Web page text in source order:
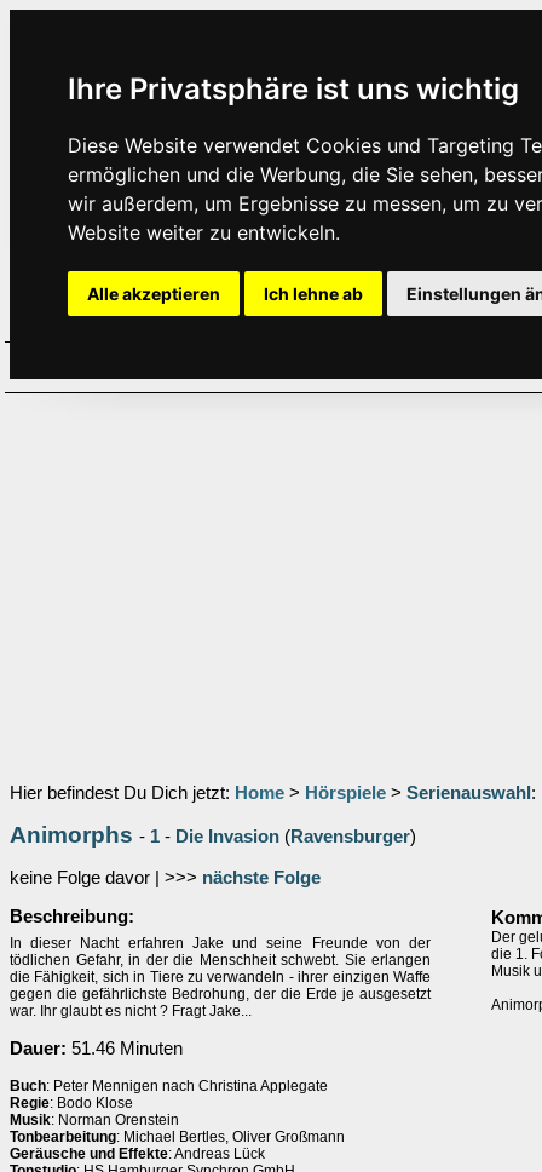
Ihre Privatsphäre ist uns wichtig
Diese Website verwendet Cookies und Targeting
ermöglichen und die Werbung, die Sie sehen,
wir außerdem, um Ergebnisse zu messen, um zu
Website weiter zu entwickeln.
Alle akzeptieren Ich lehne ab Einstellungen
Hier befindest Du Dich jetzt: Home > Hörspiele > Serienauswahl :
Animorphs - 1 - Die Invasion (Ravensburger)
keine Folge davor | >>> nächste Folge
Beschreibung:
In dieser Nacht erfahren Jake und seine Freunde von der
tödlichen Gefahr, in der die Menschheit schwebt. Sie erlangen
die Fähigkeit, sich in Tiere zu verwandeln - ihrer einzigen Waffe
gegen die gefährlichste Bedrohung, der die Erde je ausgesetzt
war. Ihr glaubt es nicht ? Fragt Jake...
Dauer: 51.46 Minuten
Buch: Peter Mennigen nach Christina Applegate
Regie: Bodo Klose
Musik: Norman Orenstein
Tonbearbeitung: Michael Bertles, Oliver Großmann
Geräusche und Effekte: Andreas Lück
Der
die 1.
Musik